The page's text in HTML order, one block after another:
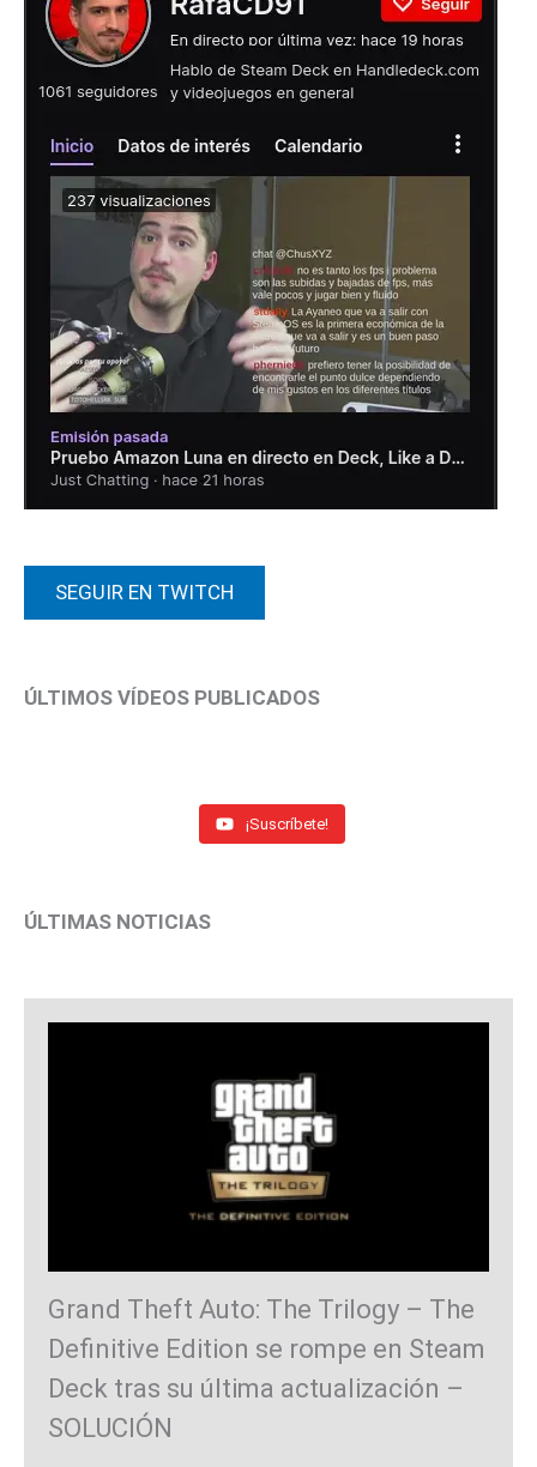
SEGUIR EN TWITCH
ÚLTIMOS VÍDEOS PUBLICADOS
¡Suscríbete!
ÚLTIMAS NOTICIAS
Grand Theft Auto: The Trilogy – The
Definitive Edition se rompe en Steam
Deck tras su última actualización –
SOLUCIÓN